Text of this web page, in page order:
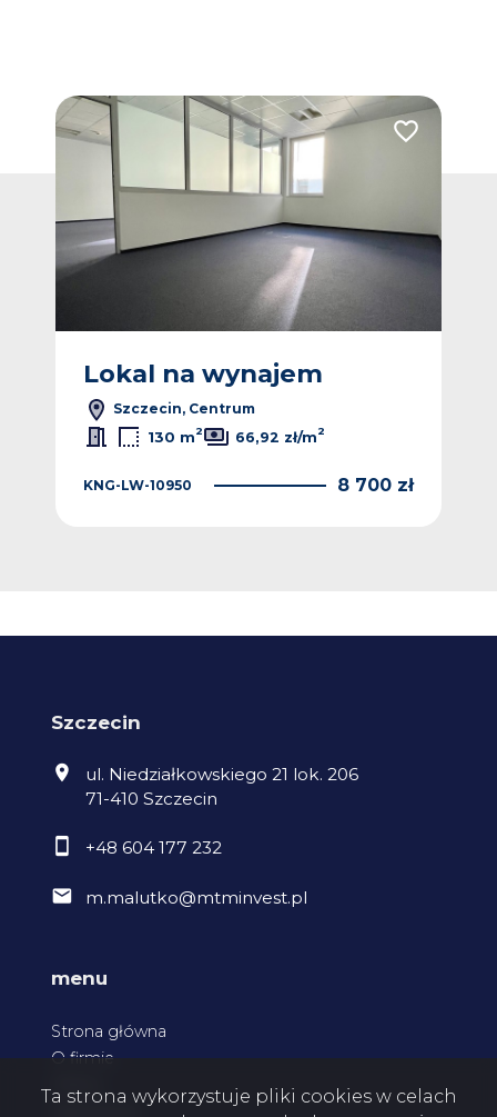
Dodaj do ulubionych Dodaj do
Lokal na wynajem
Szczecin, Centrum
130 m2 66,92 zł/m2
KNG-LW-10950 8 700 zł
Szczecin
ul. Niedziałkowskiego 21 lok. 206
71-410 Szczecin
+48 604 177 232
m.malutko@mtminvest.pl
menu
Strona główna
O firmie
Ta strona wykorzystuje pliki cookies w celach